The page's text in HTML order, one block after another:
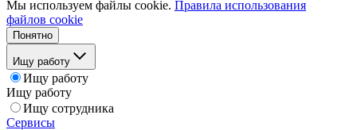
Мы используем файлы cookie. Правила использования
файлов cookie
Понятно
Ищу работу
Ищу работу
Ищу работу
Ищу сотрудника
Сервисы